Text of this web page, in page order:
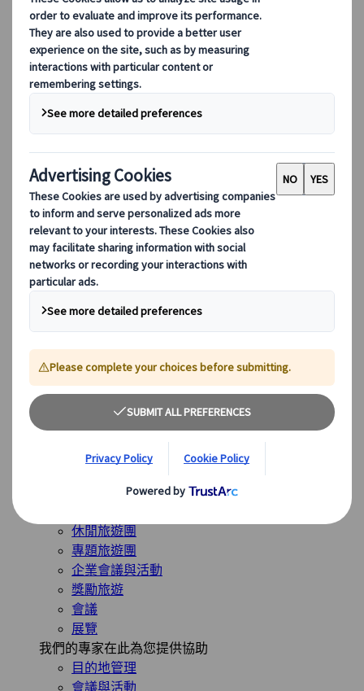
供應商網頁應用程式
代理網頁應用程式
目的地
目的地
家，提供量身定制的行程，滿足您獨特的旅遊需求。
探索所有目的地
歐洲最受歡迎的目的地
瑞士
法國
意大利
西班牙
英國
全球最受歡迎的目的地
日本
加拿大
澳洲
我們的解決方案
我們的解決方案
探索我們多樣化的解決方案，並認識我們的專業業務單
位，隨時為您的旅程提供指導。
休閒旅遊團
專題旅遊團
企業會議與活動
獎勵旅遊
會議
展覽
我們的專家在此為您提供協助
目的地管理
會議與活動